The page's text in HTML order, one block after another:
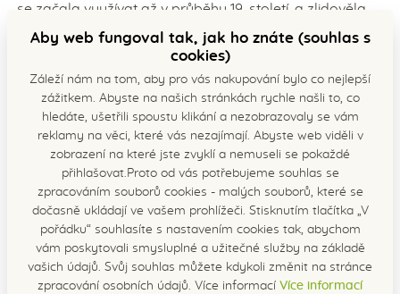
se začala využívat až v průběhu 19. století, a zlidověla
natolik, že ji dnes jako pomocníka proti nachlazení,
chřipce nebo rýmě zná snad každý.
A jak si náš sirup nejlépe připravit?
Sirup Doušek zdraví můžete užívat opravdu“po
doušcích“ - dospělí a děti od 12 let 2-3x denně jednu
polévkovou lžíci, děti od 3 do 12 let 2-3x denně jednu
čajovou lžičku. Nic ovšem nebrání tomu, abyste dané
množství využili pro přípravu studeného nápoje nebo
jej přimíchali k ovocným šťávám.
Před použitím sirup lehce protřepejte, abyste nepřišli
ani o trochu z jeho chuti. Pokud se v lahvi objeví kal, je
čistě přírodního původu a na kvalitu vašeho nápoje
Aby web fungoval tak, jak ho znáte (souhlas s
cookies)
Záleží nám na tom, aby pro vás nakupování bylo co nejlepší
zážitkem. Abyste na našich stránkách rychle našli to, co
hledáte, ušetřili spoustu klikání a nezobrazovaly se vám
reklamy na věci, které vás nezajímají. Abyste web viděli v
zobrazení na které jste zvyklí a nemuseli se pokaždé
přihlašovat.Proto od vás potřebujeme souhlas se
zpracováním souborů cookies - malých souborů, které se
dočasně ukládají ve vašem prohlížeči. Stisknutím tlačítka „V
pořádku“ souhlasíte s nastavením cookies tak, abychom
vám poskytovali smysluplné a užitečné služby na základě
vašich údajů. Svůj souhlas můžete kdykoli změnit na stránce
zpracování osobních údajů. Více informací Více informací